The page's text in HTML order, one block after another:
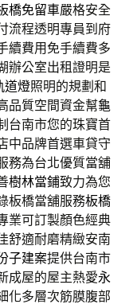
橋免留車嚴格安全
流程透明專員到府
續費用免手續費多
辦公室出租證明是
道燈照明的規劃和
品質空間資金幫龜
台南市您的珠寶首
中品牌首選車貸守
務為台北優質當舖
樹林當鋪致力為您
板橋當舖服務板橋
業可訂製顏色經典
舒適耐磨精緻安南
子建案提供台南市
成屋的屋主熱愛永
化多層次筋膜腹部